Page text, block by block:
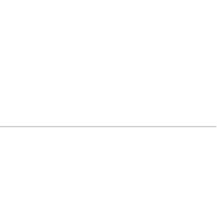
«
определить
возможных
задачей.